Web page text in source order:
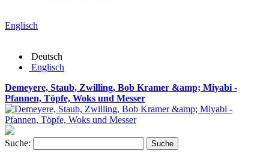
Englisch
Deutsch
Englisch
Demeyere, Staub, Zwilling, Bob Kramer &amp; Miyabi -
Pfannen, Töpfe, Woks und Messer
Suche: Suche